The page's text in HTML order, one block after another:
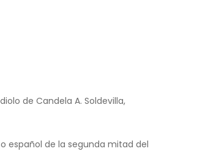
de Candela A. Soldevilla,
español de la segunda mitad del